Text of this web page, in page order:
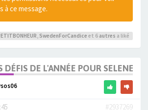
à ce message.
SwedenForCandice et 6 autres a liké
DÉFIS DE L'ANNÉE POUR SELENE
#2937269